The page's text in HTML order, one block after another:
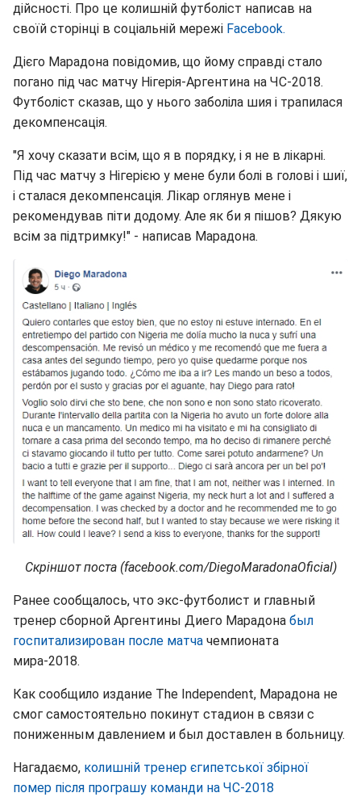
дійсності. Про це колишній футболіст написав на
своїй сторінці в соціальній мережі Facebook.
Дієго Марадона повідомив, що йому справді стало
погано під час матчу Нігерія-Аргентина на ЧС-2018.
Футболіст сказав, що у нього заболіла шия і трапилася
декомпенсація.
"Я хочу сказати всім, що я в порядку, і я не в лікарні.
Під час матчу з Нігерією у мене були болі в голові і шиї,
і сталася декомпенсація. Лікар оглянув мене і
рекомендував піти додому. Але як би я пішов? Дякую
всім за підтримку!" - написав Марадона.
Скріншот поста (facebook.com/DiegoMaradonaOficial)
Ранее сообщалось, что экс-футболист и главный
тренер сборной Аргентины Диего Марадона был
госпитализирован после матча чемпионата
мира-2018.
Как сообщило издание The Independent, Марадона не
смог самостоятельно покинут стадион в связи с
пониженным давлением и был доставлен в больницу.
Нагадаємо, колишній тренер єгипетської збірної
помер після програшу команди на ЧС-2018